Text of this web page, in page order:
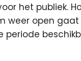
het publiek.
weer open
periode